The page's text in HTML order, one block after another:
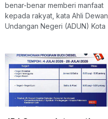
benar-benar memberi manfaat
kepada rakyat, kata Ahli Dewan
Undangan Negeri (ADUN) Kota